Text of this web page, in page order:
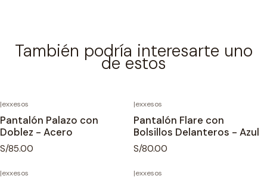
También podría interesarte uno
de estos
|exxesos
Pantalón Palazo con
Doblez - Acero
S/85.00
|exxesos
Pantalón Flare con
Bolsillos Delanteros - Azul
S/80.00
|exxesos |exxesos